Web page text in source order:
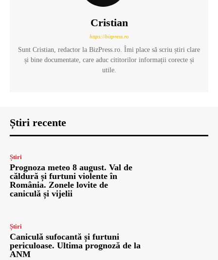
Cristian
https://bizpress.ro
Sunt Cristian, redactor la BizPress.ro. Îmi place să scriu știri clare
și bine documentate, care aduc cititorilor informații corecte și
utile.
Știri recente
Știri
Prognoza meteo 8 august. Val de
căldură și furtuni violente în
România. Zonele lovite de
caniculă și vijelii
Știri
Caniculă sufocantă și furtuni
periculoase. Ultima prognoză de la
ANM